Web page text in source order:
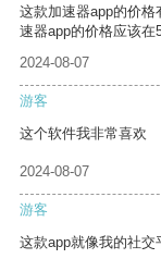
这款加速器app的价
速器app的价格应该在
2024-08-07
游客
这个软件我非常喜欢
2024-08-07
游客
这款app就像我的社交